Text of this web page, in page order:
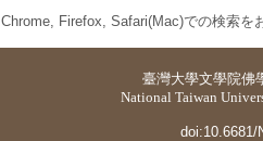
Chrome, Firefox, Safari(Mac)での検索を
臺灣大學文學院佛
National Taiwan
doi:10.6681/